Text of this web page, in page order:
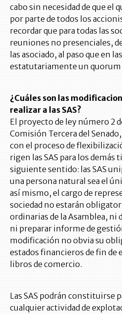
cabo sin necesidad de que el
por parte de todos los
recordar que para todas las
reuniones no presenciales,
las asociado, al paso que en
estatutariamente un
¿Cuáles son las
realizar a las SAS?
El proyecto de ley número 2
Comisión Tercera del
con el proceso de
rigen las SAS para los demás
siguiente sentido: las SAS
una persona natural sea el
así mismo, el cargo de
sociedad no estarán
ordinarias de la Asamblea, ni
ni preparar informe de
modificación no obvia su
estados financieros de fin de
libros de comercio.
Las SAS podrán constituirse
cualquier actividad de